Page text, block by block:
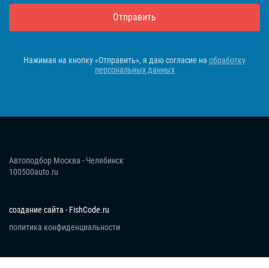
Отправить
Нажимая на кнопку «Отправить», я даю согласие на обработку
персональных данных
Автоподбор Москва - Челябинск
100500auto.ru
создание сайта - FishCode.ru
политика конфиденциальностиПолучить консультацию